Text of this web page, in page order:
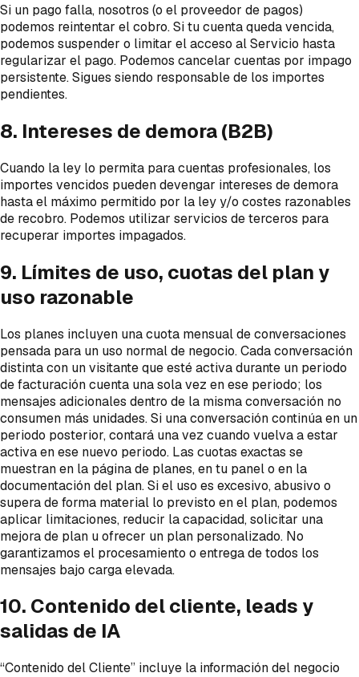
Si un pago falla, nosotros (o el proveedor de pagos)
podemos reintentar el cobro. Si tu cuenta queda vencida,
podemos suspender o limitar el acceso al Servicio hasta
regularizar el pago. Podemos cancelar cuentas por impago
persistente. Sigues siendo responsable de los importes
pendientes.
8. Intereses de demora (B2B)
Cuando la ley lo permita para cuentas profesionales, los
importes vencidos pueden devengar intereses de demora
hasta el máximo permitido por la ley y/o costes razonables
de recobro. Podemos utilizar servicios de terceros para
recuperar importes impagados.
9. Límites de uso, cuotas del plan y
uso razonable
Los planes incluyen una cuota mensual de conversaciones
pensada para un uso normal de negocio. Cada conversación
distinta con un visitante que esté activa durante un periodo
de facturación cuenta una sola vez en ese periodo; los
mensajes adicionales dentro de la misma conversación no
consumen más unidades. Si una conversación continúa en un
periodo posterior, contará una vez cuando vuelva a estar
activa en ese nuevo periodo. Las cuotas exactas se
muestran en la página de planes, en tu panel o en la
documentación del plan. Si el uso es excesivo, abusivo o
supera de forma material lo previsto en el plan, podemos
aplicar limitaciones, reducir la capacidad, solicitar una
mejora de plan u ofrecer un plan personalizado. No
garantizamos el procesamiento o entrega de todos los
mensajes bajo carga elevada.
10. Contenido del cliente, leads y
salidas de IA
“Contenido del Cliente” incluye la información del negocio